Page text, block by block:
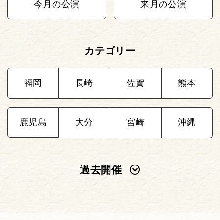
今月の公演 来月の公演
カテゴリー
福岡 長崎 佐賀 熊本
鹿児島 大分 宮崎 沖縄
過去開催